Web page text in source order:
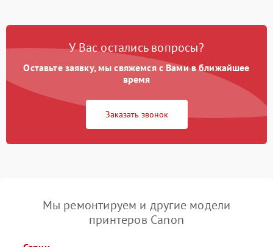
У Вас остались вопросы?
Оставьте заявку, мы свяжемся с Вами в ближайшее
время
Заказать звонок
Мы ремонтируем и другие модели
принтеров Canon